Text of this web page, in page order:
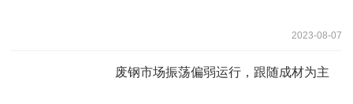
2023-08-07
废钢市场振荡偏弱运行，跟随成材为主